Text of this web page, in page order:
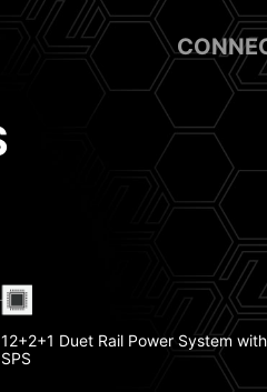
12+2+1 Duet Rail Power System
SPS
Pump Fan Support